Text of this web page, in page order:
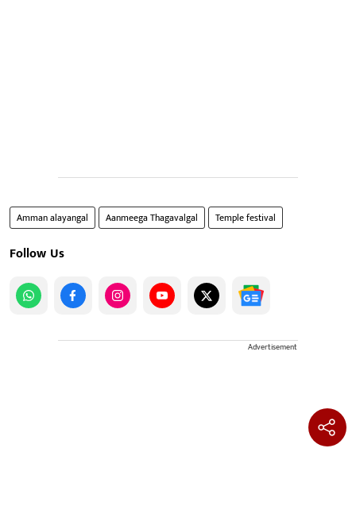
Amman alayangal Aanmeega Thagavalgal Temple festival
Follow Us
Advertisement